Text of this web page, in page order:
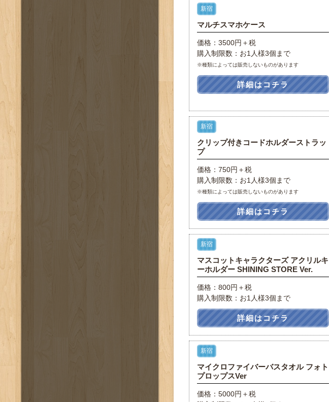
新宿
マルチスマホケース
価格：3500円＋税
購入制限数：お1人様3個まで
※種類によっては販売しないものがあります
詳細はコチラ
新宿
クリップ付きコードホルダーストラッ
プ
価格：750円＋税
購入制限数：お1人様3個まで
※種類によっては販売しないものがあります
詳細はコチラ
新宿
マスコットキャラクターズ アクリルキ
ーホルダー SHINING STORE Ver.
価格：800円＋税
購入制限数：お1人様3個まで
詳細はコチラ
新宿
マイクロファイバーバスタオル フォト
プロップスVer
価格：5000円＋税